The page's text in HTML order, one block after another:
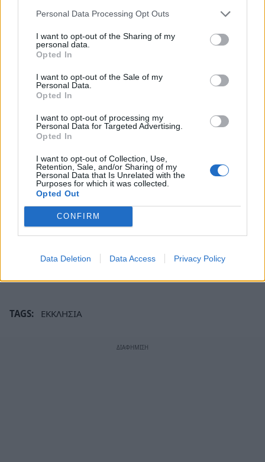
Personal Data Processing Opt Outs
I want to opt-out of the Sharing of my
personal data.
Opted In
I want to opt-out of the Sale of my
Personal Data.
Opted In
I want to opt-out of processing my
Personal Data for Targeted Advertising.
Opted In
I want to opt-out of Collection, Use,
Retention, Sale, and/or Sharing of my
Personal Data that Is Unrelated with the
Purposes for which it was collected.
Opted Out
CONFIRM
Data Deletion Data Access Privacy Policy
TAGS: ΕΚΚΛΗΣΙΑ